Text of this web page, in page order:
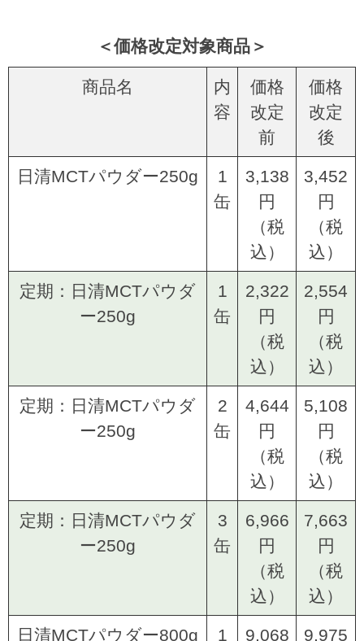
＜価格改定対象商品＞
商品名
内
容
価格
改定
前
価格
改定
後
日清MCTパウダー250g
1
缶
3,138
円
（税
込）
3,452
円
（税
込）
定期：日清MCTパウダ
ー250g
1
缶
2,322
円
（税
込）
2,554
円
（税
込）
定期：日清MCTパウダ
ー250g
2
缶
4,644
円
（税
込）
5,108
円
（税
込）
定期：日清MCTパウダ
ー250g
3
缶
6,966
円
（税
込）
7,663
円
（税
込）
日清MCTパウダー800g 1 9,068 9,975